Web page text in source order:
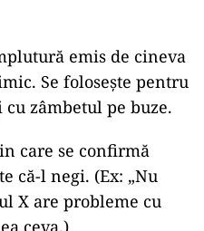
emis de cineva
Se folosește pentru
zâmbetul pe buze.
care se confirmă
că-l negi. (Ex: „Nu
X are probleme cu